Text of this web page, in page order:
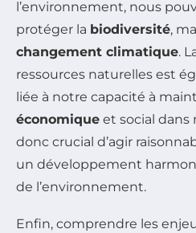
l’environnement, nous
protéger la biodiversité,
changement climatique.
ressources naturelles est
liée à notre capacité à
économique et social dans
donc crucial d’agir
un développement
de l’environnement.
Enfin, comprendre les